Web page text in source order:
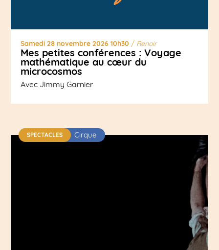
Samedi 28 novembre 2026 10h30 / Renoir
Mes petites conférences : Voyage
mathématique au cœur du
microcosmos
Avec Jimmy Garnier
SPECTACLES Cirque